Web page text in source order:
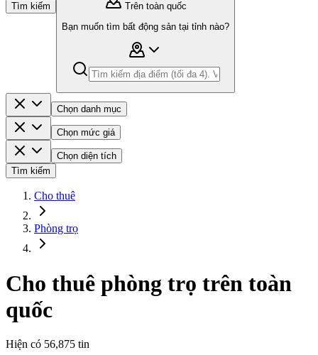
Tìm kiếm
Trên toàn quốc
Bạn muốn tìm bất động sản tại tỉnh nào?
Chọn danh mục
Chọn mức giá
Chọn diện tích
Tìm kiếm
Cho thuê
Phòng trọ
Cho thuê phòng trọ trên toàn
quốc
Hiện có 56,875 tin